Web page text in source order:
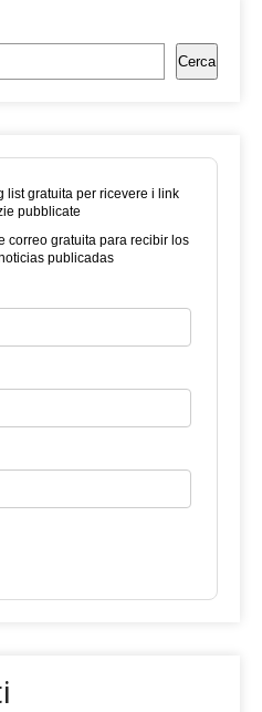
Cerca
list gratuita per ricevere i link
pubblicate
correo gratuita para recibir los
publicadas